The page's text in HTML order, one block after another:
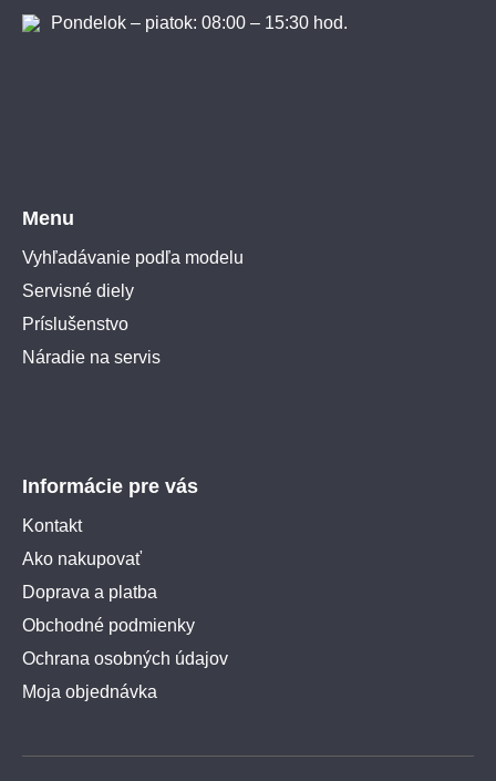
Pondelok – piatok: 08:00 – 15:30 hod.
Menu
Vyhľadávanie podľa modelu
Servisné diely
Príslušenstvo
Náradie na servis
Informácie pre vás
Kontakt
Ako nakupovať
Doprava a platba
Obchodné podmienky
Ochrana osobných údajov
Moja objednávka